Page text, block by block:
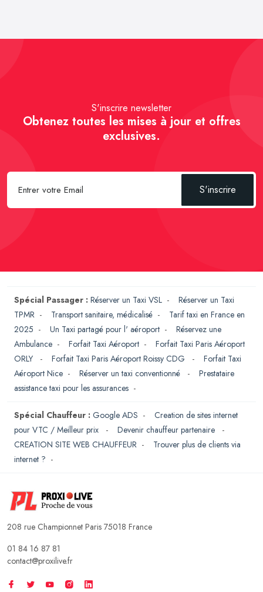
S'inscrire newsletter
Obtenez toutes les mises à jour et offres
exclusives.
S'inscrire
Spécial Passager : Réserver un Taxi VSL - Réserver un Taxi
TPMR - Transport sanitaire, médicalisé - Tarif taxi en France en
2025 - Un Taxi partagé pour l' aéroport - Réservez une
Ambulance - Forfait Taxi Aéroport - Forfait Taxi Paris Aéroport
ORLY
- Forfait Taxi Paris Aéroport Roissy CDG - Forfait Taxi
Aéroport Nice - Réserver un taxi conventionné - Prestataire
assistance taxi pour les assurances -
Spécial Chauffeur : Google ADS - Creation de sites internet
pour VTC / Meilleur prix
- Devenir chauffeur partenaire
-
CREATION SITE WEB CHAUFFEUR - Trouver plus de clients via
internet ? -
208 rue Championnet Paris 75018 France
01 84 16 87 81
contact@proxilive.fr